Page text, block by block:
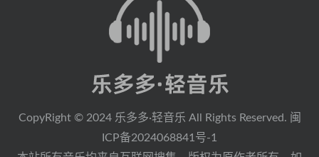
CopyRight © 2024 乐多多·轻音乐 All Rights Reserved. 闽
ICP备2024068841号-1